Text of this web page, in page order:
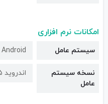
امکانات نرم افزاری
سیستم عامل Android
نسخه سیستم
عامل
اندروید 15، رابط کاربری One UI 7